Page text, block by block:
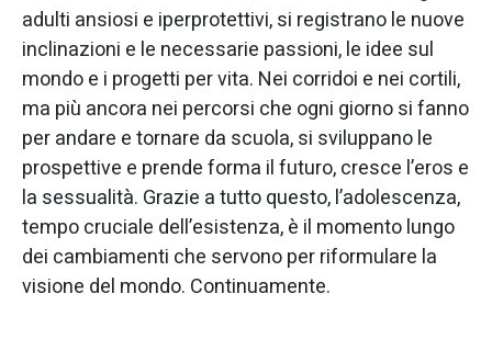
adulti ansiosi e iperprotettivi, si registrano le nuove
inclinazioni e le necessarie passioni, le idee sul
mondo e i progetti per vita. Nei corridoi e nei cortili,
ma più ancora nei percorsi che ogni giorno si fanno
per andare e tornare da scuola, si sviluppano le
prospettive e prende forma il futuro, cresce l’eros e
la sessualità. Grazie a tutto questo, l’adolescenza,
tempo cruciale dell’esistenza, è il momento lungo
dei cambiamenti che servono per riformulare la
visione del mondo. Continuamente.